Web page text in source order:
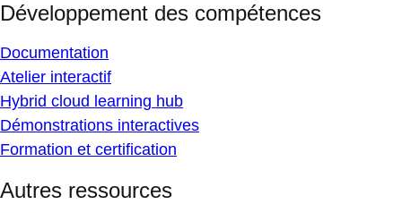
Développement des compétences
Documentation
Atelier interactif
Hybrid cloud learning hub
Démonstrations interactives
Formation et certification
Autres ressources